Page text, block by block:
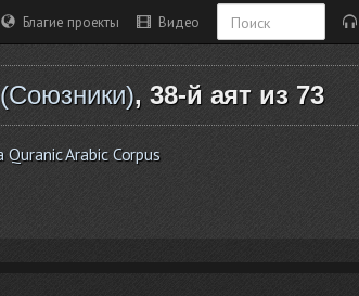
Благие проекты Видео
, 38-й аят из 73
Arabic Corpus